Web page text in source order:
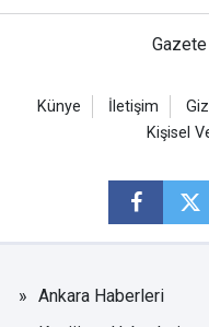
Künye İletişim
Kişisel
Ankara Haberleri